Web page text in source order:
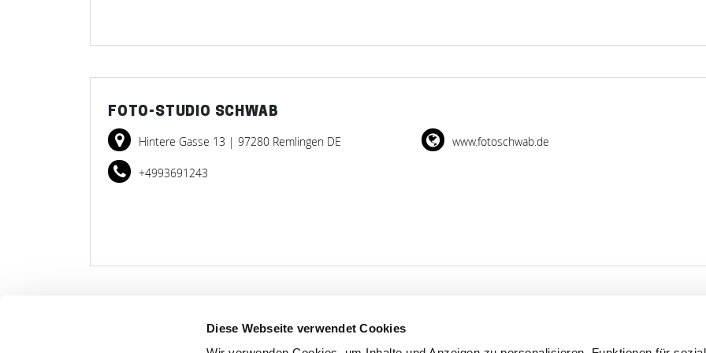
Diese Webseite verwendet Cookies
FOTO-STUDIO SCHWAB
Hintere Gasse 13 | 97280 Remlingen DE
+4993691243
www.fotoschwab.de